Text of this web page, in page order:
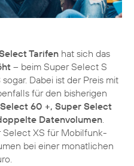
Tarifen hat sich das
– beim Super Select S
Dabei ist der Preis mit
für den bisherigen
60 +, Super Select
Datenvolumen.
Select XS für Mobilfunk-
bei einer monatlichen